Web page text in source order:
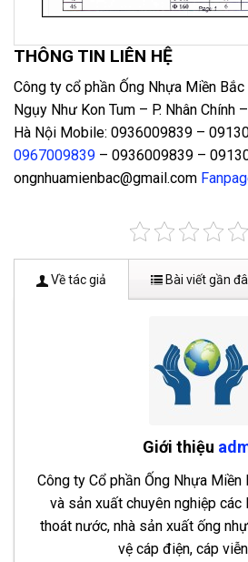
THÔNG TIN LIÊN HỆ
Công ty cổ phần Ống Nhựa Miền
Ngụy Như Kon Tum – P. Nhân Chính
Hà Nội Mobile: 0936009839 –
0967009839 – 0936009839 –
ongnhuamienbac@gmail.com
Về tác giả Bài viết gần
Giới thiệu
Công ty Cổ phần Ống Nhựa Miền
và sản xuất chuyên nghiệp
thoát nước, nhà sản xuất ống
vệ cáp điện, cáp